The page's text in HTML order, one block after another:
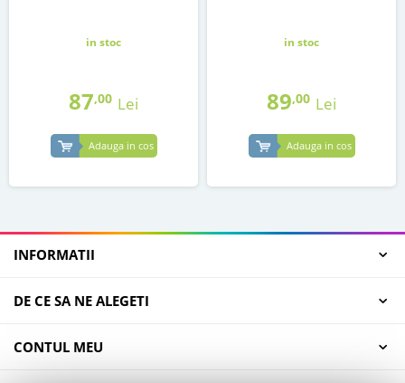
in stoc
87,00 Lei
Adauga in cos
in stoc
89,00 Lei
Adauga in cos
INFORMATII
DE CE SA NE ALEGETI
CONTUL MEU